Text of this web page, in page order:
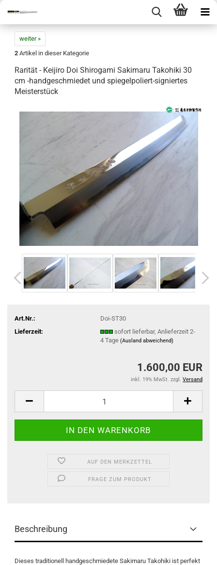
weiter »
2 Artikel in dieser Kategorie
Rarität - Keijiro Doi Shirogami Sakimaru Takohiki 30
cm -handgeschmiedet und spiegelpoliert-signiertes
Meisterstück
Art.Nr.:
Doi-ST30
Lieferzeit:
sofort lieferbar, Anlieferzeit 2-
4 Tage (Ausland abweichend)
1.600,00 EUR
inkl. 19% MwSt. zzgl. Versand
AUF DEN MERKZETTEL
FRAGE ZUM PRODUKT
Beschreibung
Dieses traditionell handgeschmiedete Sakimaru Takohiki ist perfekt